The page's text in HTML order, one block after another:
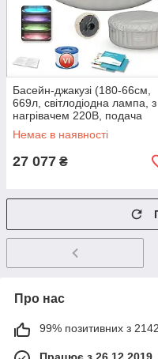
Басейн-джакузі (180-66см,
669л, світлодіодна лампа, з
нагрівачем 220В, подача
повітря) Bestway 60007
Немає в наявності
27 077 ₴
Про нас
99% позитивних з 2142